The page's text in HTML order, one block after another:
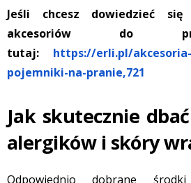
Jeśli chcesz dowiedzieć
akcesoriów do
tutaj: https://erli.pl/
pojemniki-na-pranie,721
Jak skutecznie
alergików i skóry
Odpowiednio dobrane